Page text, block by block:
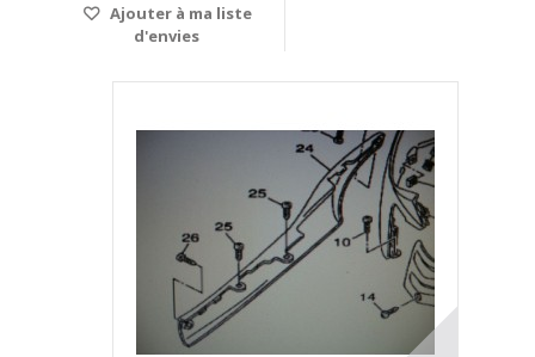
Ajouter à ma liste
d'envies